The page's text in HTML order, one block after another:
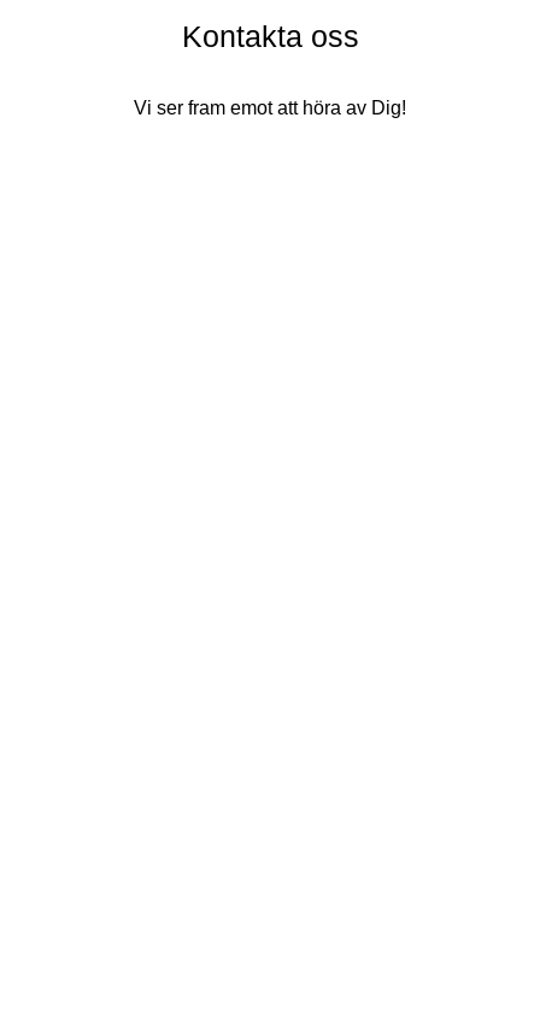
Kontakta oss
Vi ser fram emot att höra av Dig!